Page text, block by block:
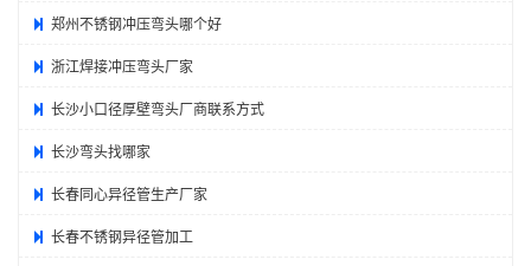
郑州不锈钢冲压弯头哪个好
浙江焊接冲压弯头厂家
长沙小口径厚壁弯头厂商联系方式
长沙弯头找哪家
长春同心异径管生产厂家
长春不锈钢异径管加工